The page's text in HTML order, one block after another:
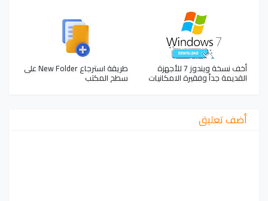
أخف نسخة ويندوز 7 للأجهزة
القديمة جداً وفقيرة الامكانيات
طريقة استرجاع New Folder على
سطح المكتب
أضف تعليق